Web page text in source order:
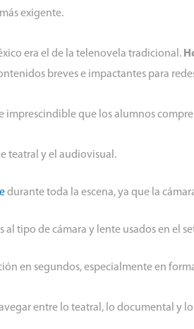
exigente.
era el de la telenovela tradicional.
breves e impactantes para
imprescindible que los alumnos
teatral y el audiovisual.
durante toda la escena, ya que la
al tipo de cámara y lente usados en el
en segundos, especialmente en
entre lo teatral, lo documental y